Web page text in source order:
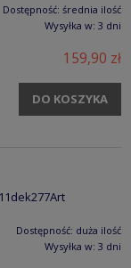
Dostępność: średnia ilość
Wysyłka w: 3 dni
159,90 zł
DO KOSZYKA
Dostępność: duża ilość
Wysyłka w: 3 dni